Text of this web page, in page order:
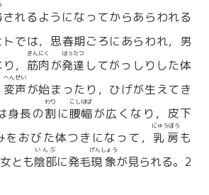
されるようになってからあらわれる
では，思春期ごろにあらわれ，男
， 筋肉
きんにく
が発達
はったつ
してがっしりした体
変声
へんせい
が始まったり，ひげが生えてき
身長の割
わり
に腰幅
こしはば
が広くなり，皮下
をおびた体つきになって， 乳房
にゅうぼう
も
とも陰部
いんぶ
に発毛現象
げんしょう
が見られる。2